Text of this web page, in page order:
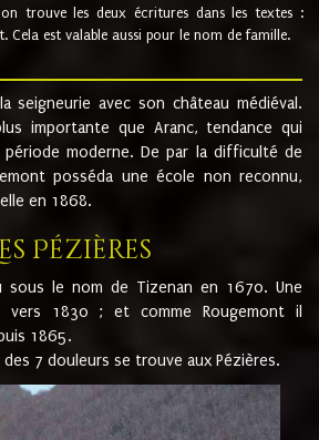
on trouve les deux écritures dans les textes :
Cela est valable aussi pour le nom de famille.
seigneurie avec son château médiéval.
importante que Aranc, tendance qui
période moderne. De par la difficulté de
posséda une école non reconnu,
en 1868.
Pézières
sous le nom de Tizenan en 1670. Une
vers 1830 ; et comme Rougemont il
1865.
7 douleurs se trouve aux Pézières.